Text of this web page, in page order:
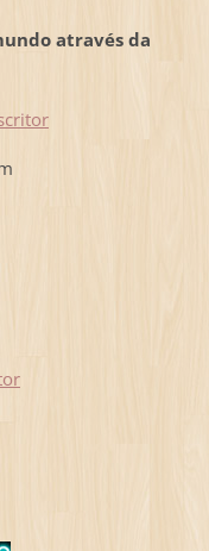
através da